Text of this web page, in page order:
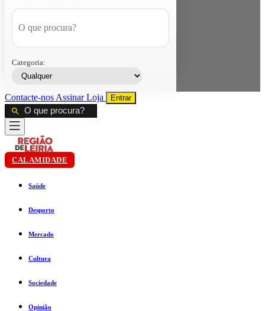
Categoria:
Contacte-nos AssinarLoja Entrar
CALAMIDADE
Saúde
Desporto
Mercado
Cultura
Sociedade
Opinião